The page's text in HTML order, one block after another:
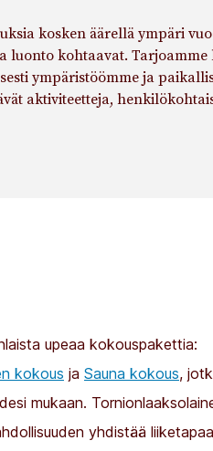
kosken äärellä ympäri
luonto kohtaavat.
ympäristöömme ja
aktiviteetteja,
upeaa kokouspakettia:
kokous ja Sauna kokous,
mukaan.
yhdistää